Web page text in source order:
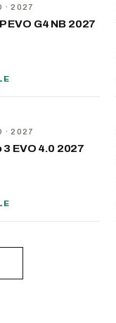
· 2027
EVO G4 NB 2027
· 2027
3 EVO 4.0 2027